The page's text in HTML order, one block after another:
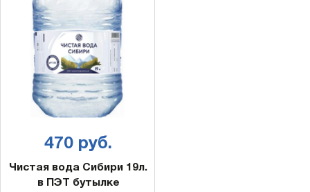
470 руб.
Чистая вода Сибири 19л.
в ПЭТ бутылке